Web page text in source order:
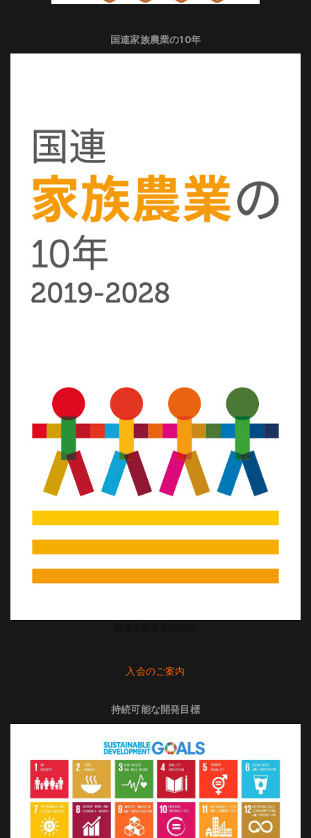
国連家族農業の10年
入会のご案内
持続可能な開発目標